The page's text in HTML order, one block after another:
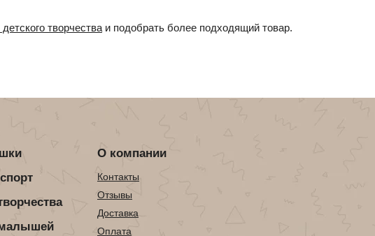
творчества и подобрать более подходящий товар.
О компании
Контакты
Отзывы
Доставка
Оплата